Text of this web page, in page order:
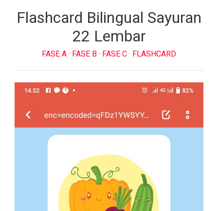
Flashcard Bilingual Sayuran
22 Lembar
FASE A · FASE B · FASE C · FLASHCARD